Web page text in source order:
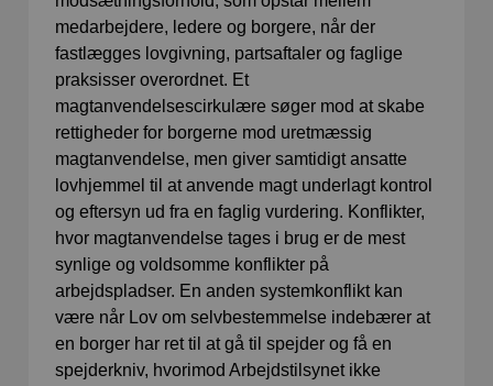
medarbejdere, ledere og borgere, når der
fastlægges lovgivning, partsaftaler og faglige
praksisser overordnet. Et
magtanvendelsescirkulære søger mod at skabe
rettigheder for borgerne mod uretmæssig
magtanvendelse, men giver samtidigt ansatte
lovhjemmel til at anvende magt underlagt kontrol
og eftersyn ud fra en faglig vurdering. Konflikter,
hvor magtanvendelse tages i brug er de mest
synlige og voldsomme konflikter på
arbejdspladser. En anden systemkonflikt kan
være når Lov om selvbestemmelse indebærer at
en borger har ret til at gå til spejder og få en
spejderkniv, hvorimod Arbejdstilsynet ikke